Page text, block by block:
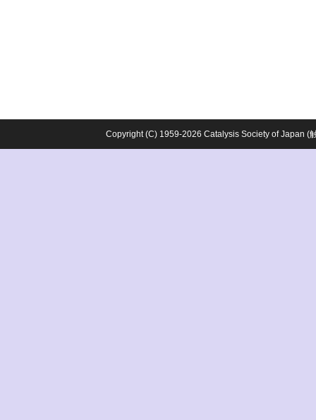
Copyright (C) 1959-2026 Catalysis Society of Japan (